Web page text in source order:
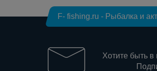
F- fishing.ru - Рыбалка и
Хотите быть в